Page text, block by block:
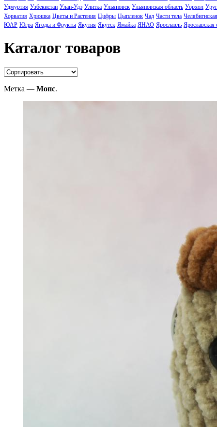
Удмуртия Узбекистан Улан-Удэ Улитка Ульяновск Ульяновская область Уорхол
Хорватия Хрюшка Цветы и Растения Цифры Цыпленок Чад Части тела
ЮАР Югра Ягоды и Фрукты Якутия Якутск Ямайка ЯНАО Ярославль Ярославская
Каталог товаров
Метка — Мопс.